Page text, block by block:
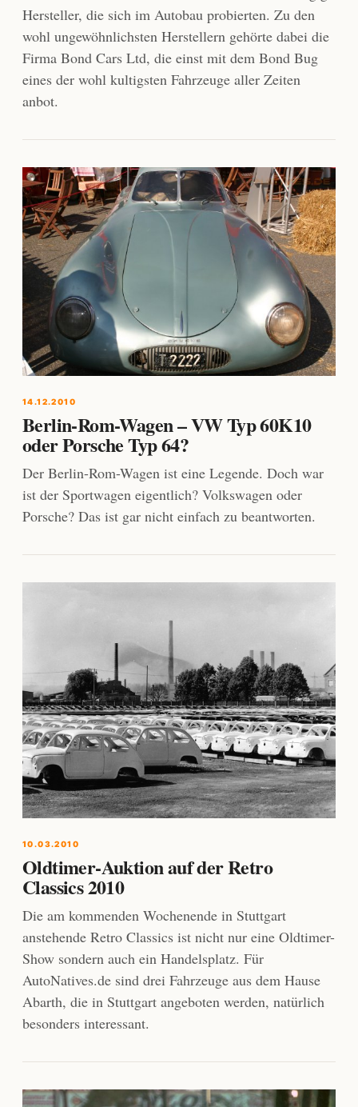
Hersteller, die sich im Autobau probierten. Zu den
wohl ungewöhnlichsten Herstellern gehörte dabei die
Firma Bond Cars Ltd, die einst mit dem Bond Bug
eines der wohl kultigsten Fahrzeuge aller Zeiten
anbot.
14.12.2010
Berlin-Rom-Wagen – VW Typ 60K10
oder Porsche Typ 64?
Der Berlin-Rom-Wagen ist eine Legende. Doch war
ist der Sportwagen eigentlich? Volkswagen oder
Porsche? Das ist gar nicht einfach zu beantworten.
10.03.2010
Oldtimer-Auktion auf der Retro
Classics 2010
Die am kommenden Wochenende in Stuttgart
anstehende Retro Classics ist nicht nur eine Oldtimer-
Show sondern auch ein Handelsplatz. Für
AutoNatives.de sind drei Fahrzeuge aus dem Hause
Abarth, die in Stuttgart angeboten werden, natürlich
besonders interessant.